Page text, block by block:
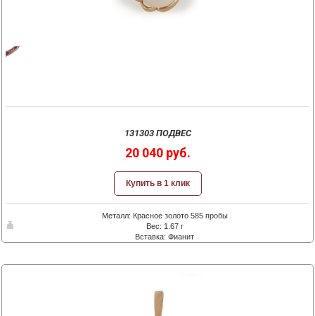
131303 ПОДВЕС
20 040 руб.
Купить в 1 клик
Металл: Красное золото 585 пробы
Вес: 1.67 г
Вставка: Фианит